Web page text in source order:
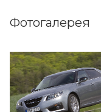
Фотогалерея